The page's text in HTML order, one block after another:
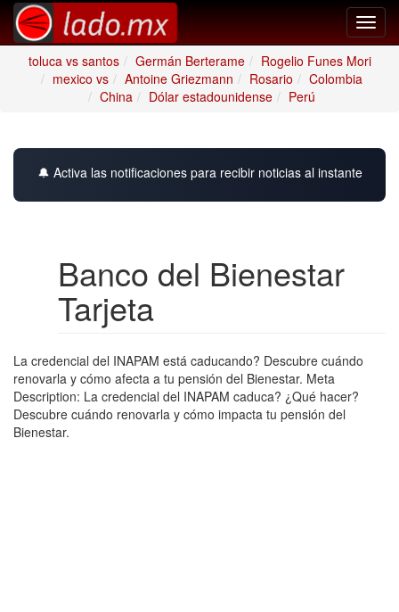
toluca vs santos
Germán Berterame
Rogelio Funes Mori
mexico vs
Antoine Griezmann Rosario
Colombia
China
Dólar estadounidense Perú
🔔 Activa las notificaciones para recibir noticias al instante
Banco del Bienestar
Tarjeta
La credencial del INAPAM está caducando? Descubre cuándo
renovarla y cómo afecta a tu pensión del Bienestar. Meta
Description: La credencial del INAPAM caduca? ¿Qué hacer?
Descubre cuándo renovarla y cómo impacta tu pensión del
Bienestar.